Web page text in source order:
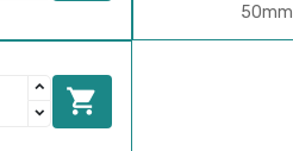
50mm
